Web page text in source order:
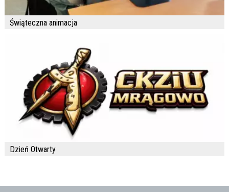
Świąteczna animacja
Dzień Otwarty